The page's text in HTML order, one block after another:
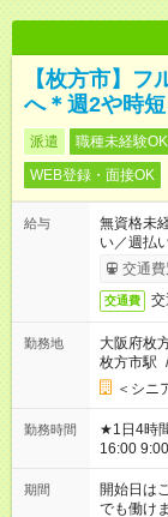
【枚方市】
へ＊週2や時
派遣 職種未経験OK
WEB登録・面接OK
給与
無資格未
い／週払
完了次第
交通費
交通費
勤務地
大阪府枚
枚方市駅
＜シニ
勤務時間
★1日4時間～の時短
16:00 9:00
場合、他
ん ※法令
となりま
期間
開始日は
でも働け